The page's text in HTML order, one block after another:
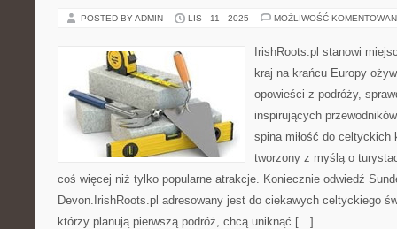
POSTED BY ADMIN LIS - 11 - 2025 MOŻLIWOŚĆ
IrishRoots.pl stanowi
kraj na krańcu Europy
opowieści z podróży,
inspirujących
spina miłość do celtyckich
tworzony z myślą o
coś więcej niż tylko popularne atrakcje. Koniecznie odwiedź
Devon.IrishRoots.pl adresowany jest do ciekawych celtyckiego
którzy planują pierwszą podróż, chcą uniknąć […]